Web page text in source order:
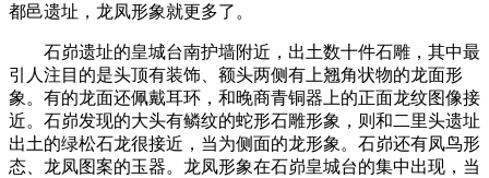
都邑遗址，龙凤形象就更多了。
石峁遗址的皇城台南护墙附近，出土数十件石雕，其中最
引人注目的是头顶有装饰、额头两侧有上翘角状物的龙面形
象。有的龙面还佩戴耳环，和晚商青铜器上的正面龙纹图像接
近。石峁发现的大头有鳞纹的蛇形石雕形象，则和二里头遗址
出土的绿松石龙很接近，当为侧面的龙形象。石峁还有凤鸟形
态、龙凤图案的玉器。龙凤形象在石峁皇城台的集中出现，当